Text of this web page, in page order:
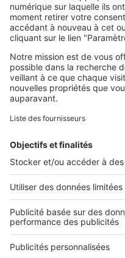
SeLoger c'est aussi
Retrouvez-nous sur ...
L'ENTREPRISE
Nous contacter
Nous recrutons
NOS APPLICATIONS